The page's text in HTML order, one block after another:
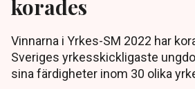
korades
Vinnarna i Yrkes-SM 2022 har
Sveriges yrkesskickligaste
sina färdigheter inom 30 olika